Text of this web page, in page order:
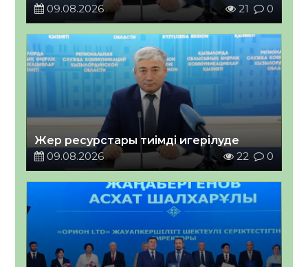
09.08.2026
21 0
Жер ресурстары тиімді игерілуде
09.08.2026
22 0